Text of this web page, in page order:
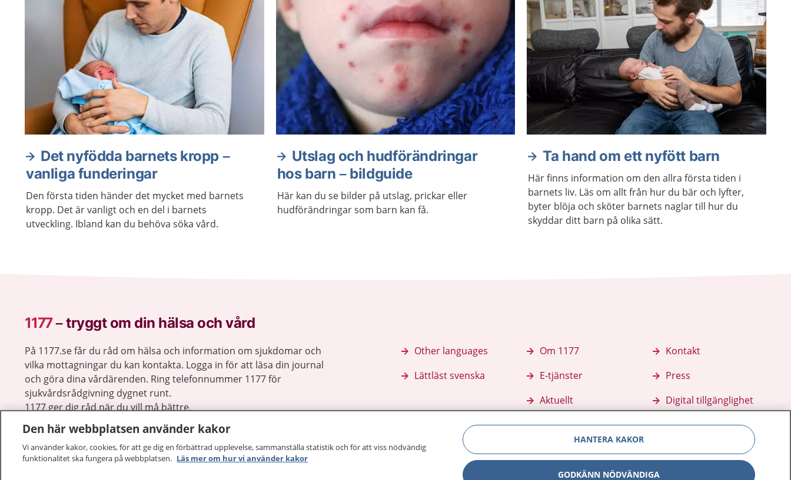
Det nyfödda barnets kropp –
vanliga funderingar
Den första tiden händer det mycket med barnets
kropp. Det är vanligt och en del i barnets
utveckling. Ibland kan du behöva söka vård.
Utslag och hudförändringar
hos barn – bildguide
Här kan du se bilder på utslag, prickar eller
hudförändringar som barn kan få.
Ta hand om ett nyfött barn
Här finns information om den allra första tiden i
barnets liv. Läs om allt från hur du bär och lyfter,
byter blöja och sköter barnets naglar till hur du
skyddar ditt barn på olika sätt.
1177–tryggt om din hälsa och vård
På 1177.se får du råd om hälsa och information om sjukdomar och
vilka mottagningar du kan kontakta. Logga in för att läsa din journal
och göra dina vårdärenden. Ring telefonnummer 1177 för
sjukvårdsrådgivning dygnet runt.
1177 ger dig råd när du vill må bättre.
Other languages
Lättläst svenska
Om 1177
E-tjänster
Aktuellt
Kontakt
Press
Digital tillgänglighet
Den här webbplatsen använder kakor
Vi använder kakor, cookies, för att ge dig en förbättrad upplevelse, sammanställa statistik och för att viss nödvändig
funktionalitet ska fungera på webbplatsen. Läs mer om hur vi använder kakor
HANTERA KAKOR
GODKÄNN NÖDVÄNDIGA